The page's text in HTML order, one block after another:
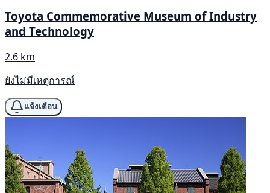
Toyota Commemorative Museum of Industry
and Technology
2.6 km
ยังไม่มีเหตุการณ์
แจ้งเตือน